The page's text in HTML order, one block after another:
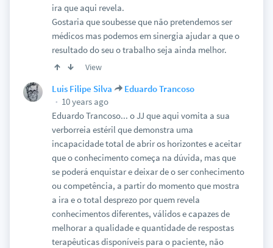
ira que aqui revela.
Gostaria que soubesse que não pretendemos ser
médicos mas podemos em sinergia ajudar a que o
resultado do seu o trabalho seja ainda melhor.
View
Luis Filipe Silva
Eduardo Trancoso
10 years ago
Eduardo Trancoso... o JJ que aqui vomita a sua
verborreia estéril que demonstra uma
incapacidade total de abrir os horizontes e aceitar
que o conhecimento começa na dúvida, mas que
se poderá enquistar e deixar de o ser conhecimento
ou competência, a partir do momento que mostra
a ira e o total desprezo por quem revela
conhecimentos diferentes, válidos e capazes de
melhorar a qualidade e quantidade de respostas
terapêuticas disponíveis para o paciente, não